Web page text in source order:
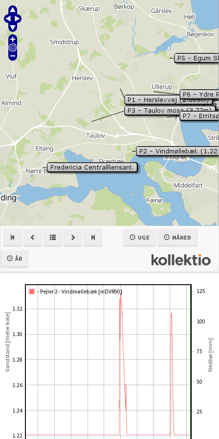
UGE MÅNED
ÅR
1.22
1.24
1.26
1.28
1.30
1.32
25
50
75
100
125
- Pejler 2 - Vindmøllebæk [mDVR90]
Vandstand [meter kote] Nedbør [mm]